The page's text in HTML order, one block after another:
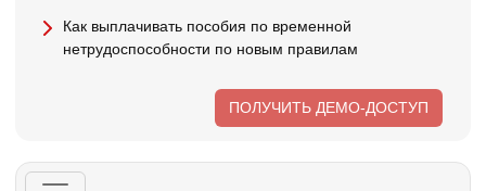
Как выплачивать пособия по временной
нетрудоспособности по новым правилам
ПОЛУЧИТЬ ДЕМО-ДОСТУП